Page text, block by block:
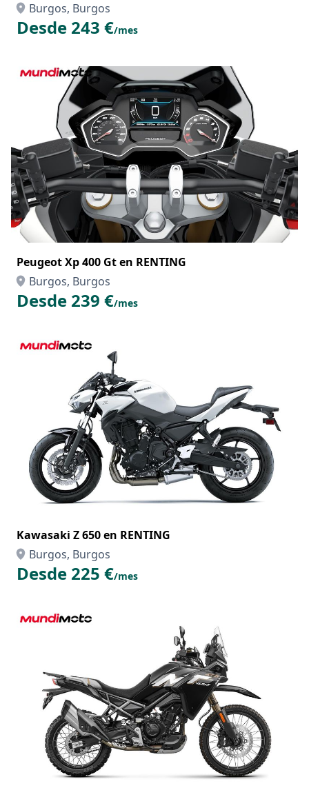
Burgos, Burgos
Desde 243 €/mes
Peugeot Xp 400 Gt en RENTING
Burgos, Burgos
Desde 239 €/mes
Kawasaki Z 650 en RENTING
Burgos, Burgos
Desde 225 €/mes